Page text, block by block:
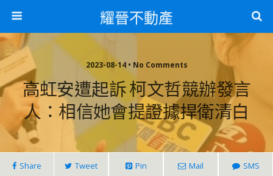
耀晉不動產
2023-08-14 • No Comments
高虹安遭起訴 柯文哲競辦發言
人：相信她會提證據捍衛清白
Share Tweet Pin Mail SMS